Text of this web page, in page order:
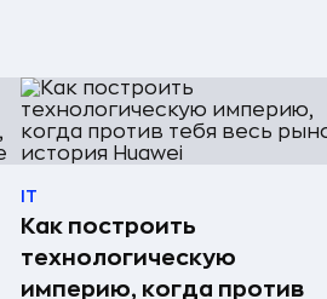
IT
Как построить
технологическую
империю, когда против